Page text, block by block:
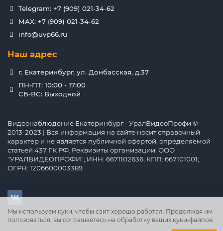
Мы используем куки, чтобы сайт хорошо работал. Продолжая им
пользоваться, вы соглашаетесь на обработку ваших куки‑файлов.
Telegram: +7 (909) 021-34-62
MAX: +7 (909) 021-34-62
info@uvp66.ru
Наш адрес
г. Екатеринбург, ул. Донбасская, д.37
ПН-ПТ: 10:00 - 17:00
СБ-ВС: Выходной
Видеонаблюдение Екатеринбург - УралВидеоПрофи ©
2013-2023 | Вся информация на сайте носит справочный
характер и не является публичной офертой, определяемой
статьей 437 ГК РФ. Реквизиты организации: ООО
"УРАЛВИДЕОПРОФИ"; ИНН: 6671102636; КПП: 667101001;
ОГРН: 1206600003389